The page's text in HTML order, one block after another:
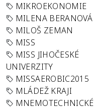
MIKROEKONOMIE
MILENA BERANOVÁ
MILOŠ ZEMAN
MISS
MISS JIHOČESKÉ
UNIVERZITY
MISSAEROBIC2015
MLÁDEŽ KRAJI
MNEMOTECHNICKÉ